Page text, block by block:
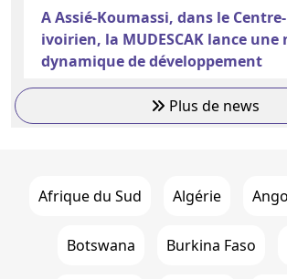
A Assié-Koumassi, dans le
ivoirien, la MUDESCAK lance une
dynamique de développement
Plus de news
Afrique du Sud Algérie
Botswana Burkina Faso